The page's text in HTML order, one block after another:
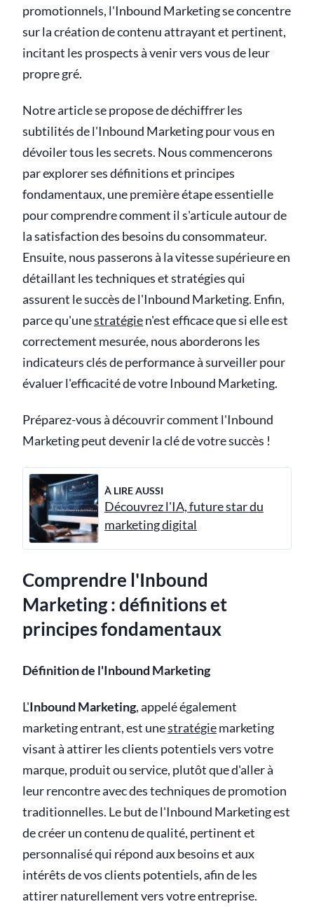
promotionnels, l'Inbound Marketing se concentre
sur la création de contenu attrayant et pertinent,
incitant les prospects à venir vers vous de leur
propre gré.
Notre article se propose de déchiffrer les
subtilités de l'Inbound Marketing pour vous en
dévoiler tous les secrets. Nous commencerons
par explorer ses définitions et principes
fondamentaux, une première étape essentielle
pour comprendre comment il s'articule autour de
la satisfaction des besoins du consommateur.
Ensuite, nous passerons à la vitesse supérieure en
détaillant les techniques et stratégies qui
assurent le succès de l'Inbound Marketing. Enfin,
parce qu'unestratégien'est efficace que si elle est
correctement mesurée, nous aborderons les
indicateurs clés de performance à surveiller pour
évaluer l'efficacité de votre Inbound Marketing.
Préparez-vous à découvrir comment l'Inbound
Marketing peut devenir la clé de votre succès !
À LIRE AUSSI
Découvrez l'IA, future star du
marketing digital
Comprendre l'Inbound
Marketing : définitions et
principes fondamentaux
Définition de l'Inbound Marketing
L'Inbound Marketing, appelé également
marketing entrant, est unestratégiemarketing
visant à attirer les clients potentiels vers votre
marque, produit ou service, plutôt que d'aller à
leur rencontre avec des techniques de promotion
traditionnelles. Le but de l'Inbound Marketing est
de créer un contenu de qualité, pertinent et
personnalisé qui répond aux besoins et aux
intérêts de vos clients potentiels, afin de les
attirer naturellement vers votre entreprise.